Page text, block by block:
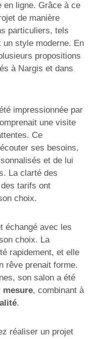
en ligne. Grâce à ce
de manière
particuliers, tels
un style moderne. En
propositions
à Nargis et dans
impressionnée par
une visite
Ce
ses besoins,
et de lui
La clarté des
tarifs ont
choix.
échangé avec les
choix. La
rapidement, et elle
rêve prenait forme.
son salon a été
, combinant à
.
réaliser un projet